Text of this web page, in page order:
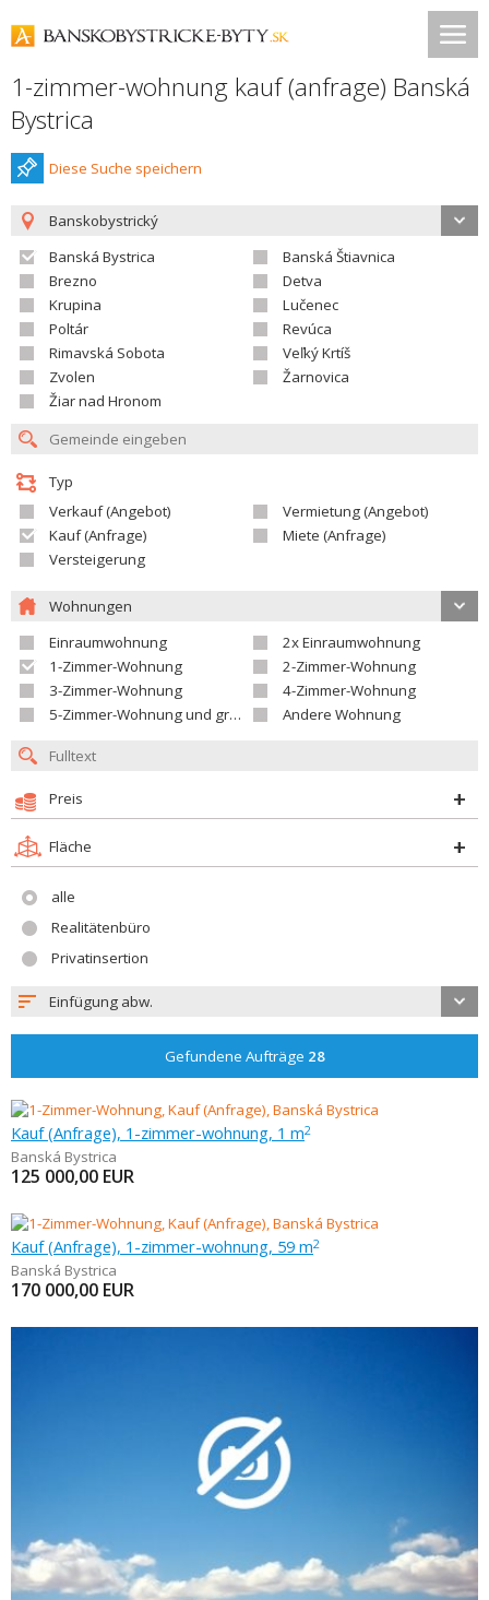
1-zimmer-wohnung kauf (anfrage) Banská
Bystrica
Diese Suche speichern
Banskobystrický
Banská Bystrica
Banská Štiavnica
Brezno
Detva
Krupina
Lučenec
Poltár
Revúca
Rimavská Sobota
Veľký Krtíš
Zvolen
Žarnovica
Žiar nad Hronom
Typ
Verkauf (Angebot)
Vermietung (Angebot)
Kauf (Anfrage)
Miete (Anfrage)
Versteigerung
Wohnungen
Einraumwohnung
2x Einraumwohnung
1-Zimmer-Wohnung
2-Zimmer-Wohnung
3-Zimmer-Wohnung
4-Zimmer-Wohnung
5-Zimmer-Wohnung und größer
Andere Wohnung
Preis
Fläche
alle
Realitätenbüro
Privatinsertion
Einfügung abw.
Gefundene Aufträge 28
Kauf (Anfrage), 1-zimmer-wohnung, 1 m2
Banská Bystrica
125 000,00 EUR
Kauf (Anfrage), 1-zimmer-wohnung, 59 m2
Banská Bystrica
170 000,00 EUR